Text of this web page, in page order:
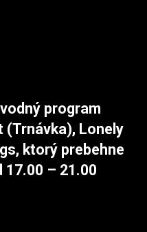
program
(Trnávka), Lonely
ktorý prebehne
17.00 – 21.00